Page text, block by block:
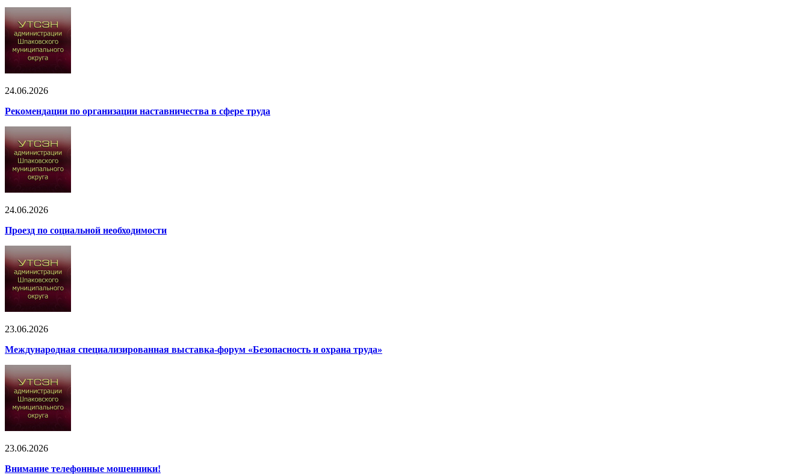
24.06.2026
Рекомендации по организации наставничества в сфере труда
24.06.2026
Проезд по социальной необходимости
23.06.2026
Международная специализированная выставка-форум «Безопасность и охрана труда»
23.06.2026
Внимание телефонные мошенники!